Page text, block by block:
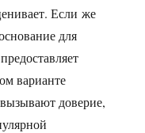
Если же
для
варианте
доверие,